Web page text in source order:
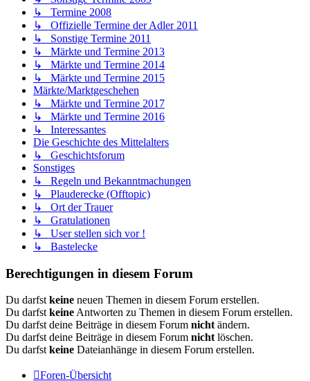
↳ Termine 2008
↳ Offizielle Termine der Adler 2011
↳ Sonstige Termine 2011
↳ Märkte und Termine 2013
↳ Märkte und Termine 2014
↳ Märkte und Termine 2015
Märkte/Marktgeschehen
↳ Märkte und Termine 2017
↳ Märkte und Termine 2016
↳ Interessantes
Die Geschichte des Mittelalters
↳ Geschichtsforum
Sonstiges
↳ Regeln und Bekanntmachungen
↳ Plauderecke (Offtopic)
↳ Ort der Trauer
↳ Gratulationen
↳ User stellen sich vor !
↳ Bastelecke
Berechtigungen in diesem Forum
Du darfstkeine neuen Themen in diesem Forum erstellen.
Du darfstkeineAntworten zu Themen in diesem Forum erstellen.
Du darfst deine Beiträge in diesem Forum nichtändern.
Du darfst deine Beiträge in diesem Forum nichtlöschen.
Du darfstkeine Dateianhänge in diesem Forum erstellen.
Foren-Übersicht